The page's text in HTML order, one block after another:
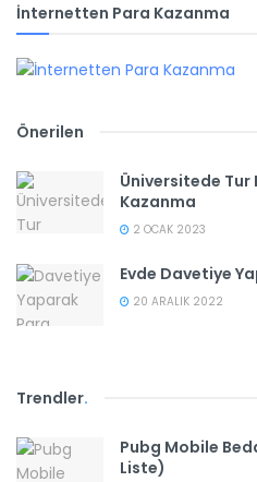
İnternetten Para Kazanma
Önerilen
Üniversitede Tur
Kazanma
2 OCAK 2023
Evde Davetiye
20 ARALIK 2022
Trendler.
Pubg Mobile
Liste)